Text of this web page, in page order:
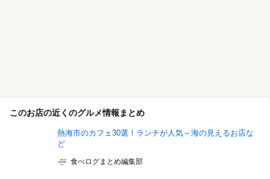
このお店の近くのグルメ情報まとめ
熱海市のカフェ30選！ランチが人気～海の見えるお店な
ど
食べログまとめ編集部